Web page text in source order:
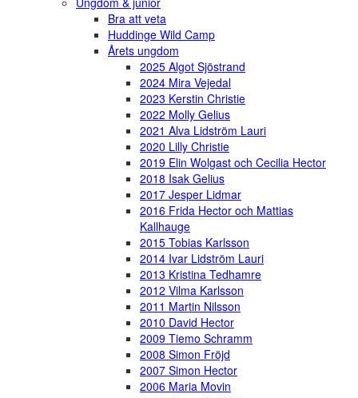
Bra att veta
Huddinge Wild Camp
Årets ungdom
2025 Algot Sjöstrand
2024 Mira Vejedal
2023 Kerstin Christie
2022 Molly Gelius
2021 Alva Lidström Lauri
2020 Lilly Christie
2019 Elin Wolgast och Cecilia Hector
2018 Isak Gelius
2017 Jesper Lidmar
2016 Frida Hector och Mattias
Kallhauge
2015 Tobias Karlsson
2014 Ivar Lidström Lauri
2013 Kristina Tedhamre
2012 Vilma Karlsson
2011 Martin Nilsson
2010 David Hector
2009 Tiemo Schramm
2008 Simon Fröjd
2007 Simon Hector
2006 Maria Movin